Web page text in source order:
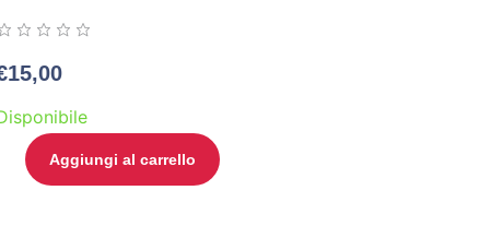
15,00
Aggiungi al carrello